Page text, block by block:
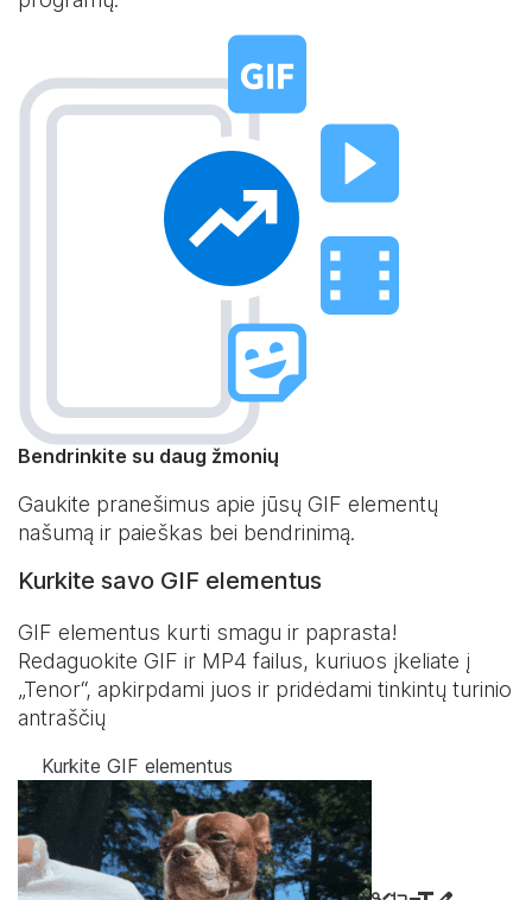
Bendrinkite su daug žmonių
Gaukite pranešimus apie jūsų GIF elementų
našumą ir paieškas bei bendrinimą.
Kurkite savo GIF elementus
GIF elementus kurti smagu ir paprasta!
Redaguokite GIF ir MP4 failus, kuriuos įkeliate į
„Tenor“, apkirpdami juos ir pridėdami tinkintų turinio
antraščių
Kurkite GIF elementus